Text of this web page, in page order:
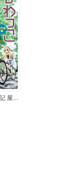
びわっこ自転車旅行記 屋久島編